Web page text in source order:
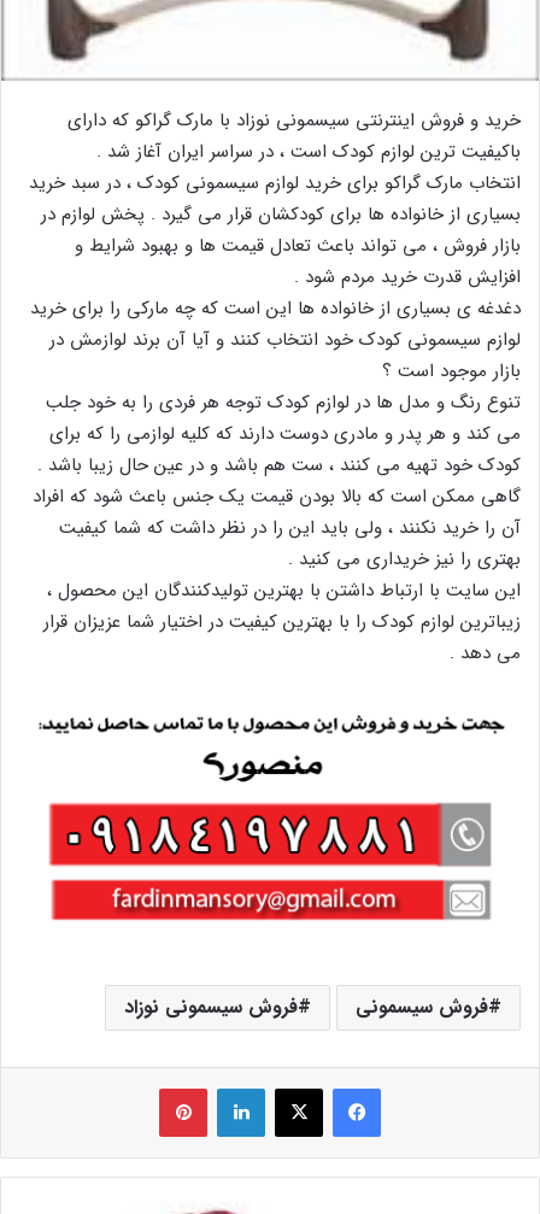
خرید و فروش اینترنتی سیسمونی نوزاد با مارک گراکو که دارای
باکیفیت ترین لوازم کودک است ، در سراسر ایران آغاز شد .
انتخاب مارک گراکو برای خرید لوازم سیسمونی کودک ، در سبد خرید
بسیاری از خانواده ها برای کودکشان قرار می گیرد . پخش لوازم در
بازار فروش ، می تواند باعث تعادل قیمت ها و بهبود شرایط و
افزایش قدرت خرید مردم شود .
دغدغه ی بسیاری از خانواده ها این است که چه مارکی را برای خرید
لوازم سیسمونی کودک خود انتخاب کنند و آیا آن برند لوازمش در
بازار موجود است ؟
تنوع رنگ و مدل ها در لوازم کودک توجه هر فردی را به خود جلب
می کند و هر پدر و مادری دوست دارند که کلیه لوازمی را که برای
کودک خود تهیه می کنند ، ست هم باشد و در عین حال زیبا باشد .
گاهی ممکن است که بالا بودن قیمت یک جنس باعث شود که افراد
آن را خرید نکنند ، ولی باید این را در نظر داشت که شما کیفیت
بهتری را نیز خریداری می کنید .
این سایت با ارتباط داشتن با بهترین تولیدکنندگان این محصول ،
زیباترین لوازم کودک را با بهترین کیفیت در اختیار شما عزیزان قرار
می دهد .
فروش سیسمونی فروش سیسمونی نوزاد
فیس بوک X لینکدین ‫پین‌ترست